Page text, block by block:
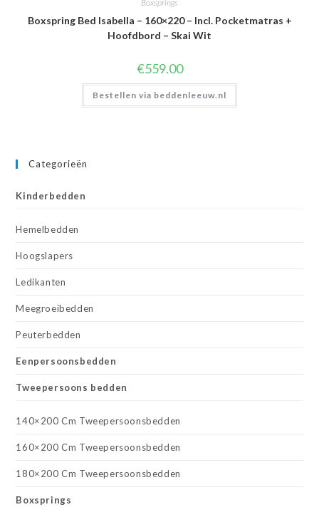
Boxsprings
Boxspring Bed Isabella – 160×220 – Incl. Pocketmatras +
Hoofdbord – Skai Wit
€559.00
Bestellen via beddenleeuw.nl
Categorieën
Kinderbedden
Hemelbedden
Hoogslapers
Ledikanten
Meegroeibedden
Peuterbedden
Eenpersoonsbedden
Tweepersoons bedden
140×200 Cm Tweepersoonsbedden
160×200 Cm Tweepersoonsbedden
180×200 Cm Tweepersoonsbedden
Boxsprings